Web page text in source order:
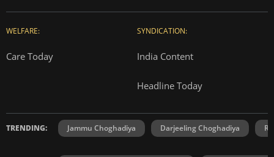
WELFARE:
Care Today
SYNDICATION:
India Content
Headline Today
TRENDING: Jammu Choghadiya Darjeeling Choghadiya